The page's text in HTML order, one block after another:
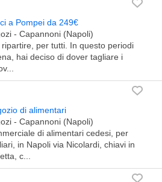
a Pompei da 249€
- Capannoni (Napoli)
ripartire, per tutti. In questo periodi
hai deciso di dover tagliare i
di alimentari
- Capannoni (Napoli)
di alimentari cedesi, per
in Napoli via Nicolardi, chiavi in
c...